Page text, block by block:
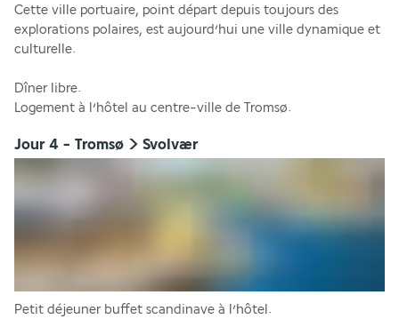
Cette ville portuaire, point départ depuis toujours des
explorations polaires, est aujourd’hui une ville dynamique et
culturelle.
Dîner libre.
Logement à l’hôtel au centre-ville de Tromsø.
Jour 4 - Tromsø > Svolvær
Petit déjeuner buffet scandinave à l’hôtel.